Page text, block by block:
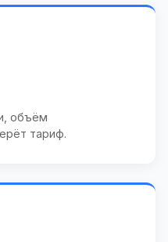
объём
тариф.